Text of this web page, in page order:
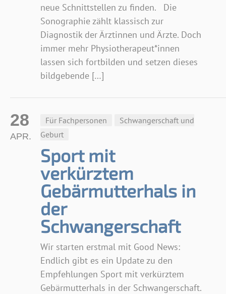
neue Schnittstellen zu finden. Die
Sonographie zählt klassisch zur
Diagnostik der Ärztinnen und Ärzte. Doch
immer mehr Physiotherapeut*innen
lassen sich fortbilden und setzen dieses
bildgebende […]
Für Fachpersonen
Schwangerschaft und
Geburt
Sport mit
verkürztem
Gebärmutterhals in
der
Schwangerschaft
Wir starten erstmal mit Good News:
Endlich gibt es ein Update zu den
Empfehlungen Sport mit verkürztem
Gebärmutterhals in der Schwangerschaft.
28
APR.